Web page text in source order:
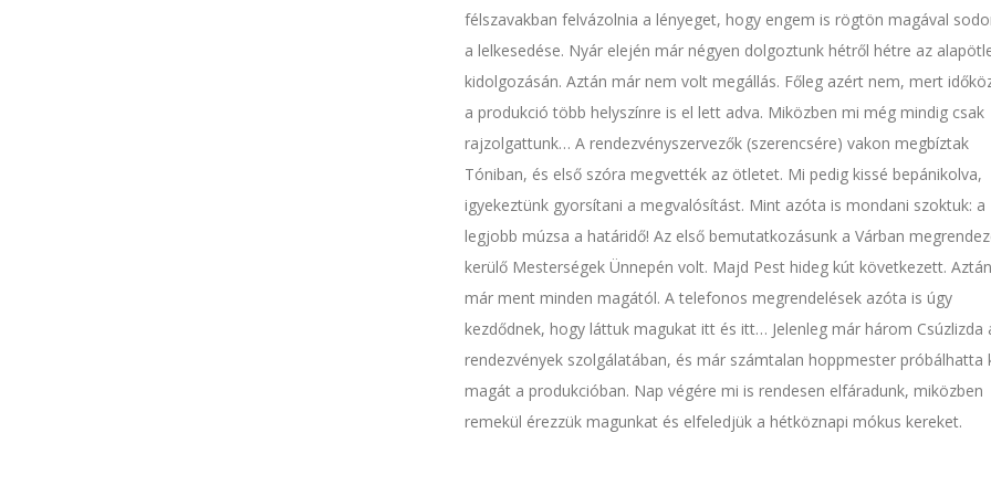
félszavakban felvázolnia a lényeget, hogy engem is rögtön magával
a lelkesedése. Nyár elején már négyen dolgoztunk hétről hétre az
kidolgozásán. Aztán már nem volt megállás. Főleg azért nem, mert
a produkció több helyszínre is el lett adva. Miközben mi még mindig csak
rajzolgattunk… A rendezvényszervezők (szerencsére) vakon megbíztak
Tóniban, és első szóra megvették az ötletet. Mi pedig kissé bepánikolva,
igyekeztünk gyorsítani a megvalósítást. Mint azóta is mondani szoktuk: a
legjobb múzsa a határidő! Az első bemutatkozásunk a Várban
kerülő Mesterségek Ünnepén volt. Majd Pest hideg kút következett. Aztán
már ment minden magától. A telefonos megrendelések azóta is úgy
kezdődnek, hogy láttuk magukat itt és itt… Jelenleg már három Csúzlizda
rendezvények szolgálatában, és már számtalan hoppmester próbálhatta
magát a produkcióban. Nap végére mi is rendesen elfáradunk, miközben
remekül érezzük magunkat és elfeledjük a hétköznapi mókus kereket.